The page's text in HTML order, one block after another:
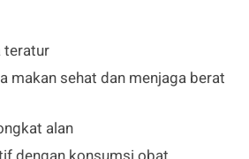
teratur
makan sehat dan menjaga berat
alan